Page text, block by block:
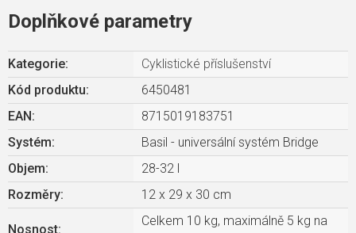
Doplňkové parametry
Kategorie:
Cyklistické příslušenství
Kód produktu:
6450481
EAN :
8715019183751
Systém:
Basil - universální systém Bridge
Objem:
28-32 l
Rozměry: 12 x 29 x 30 cm
Nosnost:
Celkem 10 kg, maximálně 5 kg na